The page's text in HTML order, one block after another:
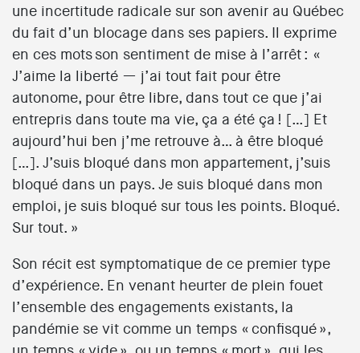
une incertitude radicale sur son avenir au Québec
du fait d’un blocage dans ses papiers. Il exprime
en ces mots son sentiment de mise à l’arrêt : «
J’aime la liberté — j’ai tout fait pour être
autonome, pour être libre, dans tout ce que j’ai
entrepris dans toute ma vie, ça a été ça ! […] Et
aujourd’hui ben j’me retrouve à… à être bloqué
[…]. J’suis bloqué dans mon appartement, j’suis
bloqué dans un pays. Je suis bloqué dans mon
emploi, je suis bloqué sur tous les points. Bloqué.
Sur tout. »
Son récit est symptomatique de ce premier type
d’expérience. En venant heurter de plein fouet
l’ensemble des engagements existants, la
pandémie se vit comme un temps « confisqué »,